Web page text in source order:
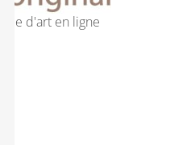
d'art en ligne